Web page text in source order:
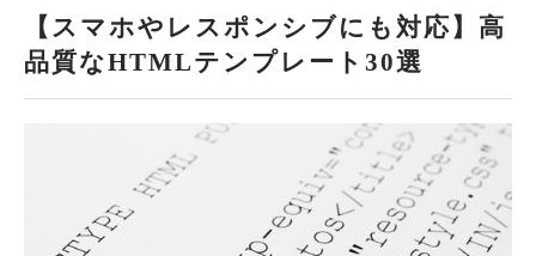
【スマホやレスポンシブにも対応】高
品質なHTMLテンプレート30選